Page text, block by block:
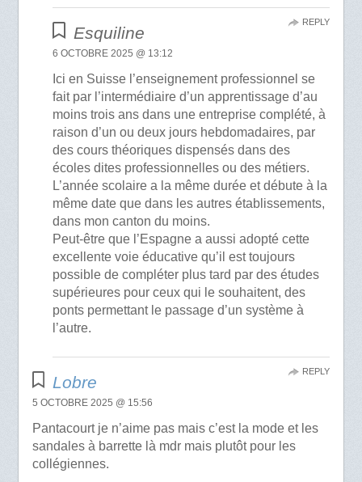
Esquiline
6 OCTOBRE 2025 @ 13:12
Ici en Suisse l’enseignement professionnel se
fait par l’intermédiaire d’un apprentissage d’au
moins trois ans dans une entreprise complété, à
raison d’un ou deux jours hebdomadaires, par
des cours théoriques dispensés dans des
écoles dites professionnelles ou des métiers.
L’année scolaire a la même durée et débute à la
même date que dans les autres établissements,
dans mon canton du moins.
Peut-être que l’Espagne a aussi adopté cette
excellente voie éducative qu’il est toujours
possible de compléter plus tard par des études
supérieures pour ceux qui le souhaitent, des
ponts permettant le passage d’un système à
l’autre.
REPLY
Lobre
5 OCTOBRE 2025 @ 15:56
Pantacourt je n’aime pas mais c’est la mode et les
sandales à barrette là mdr mais plutôt pour les
collégiennes.
REPLY